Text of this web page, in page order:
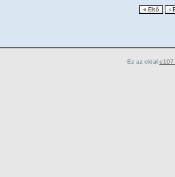
Ez az oldal e107